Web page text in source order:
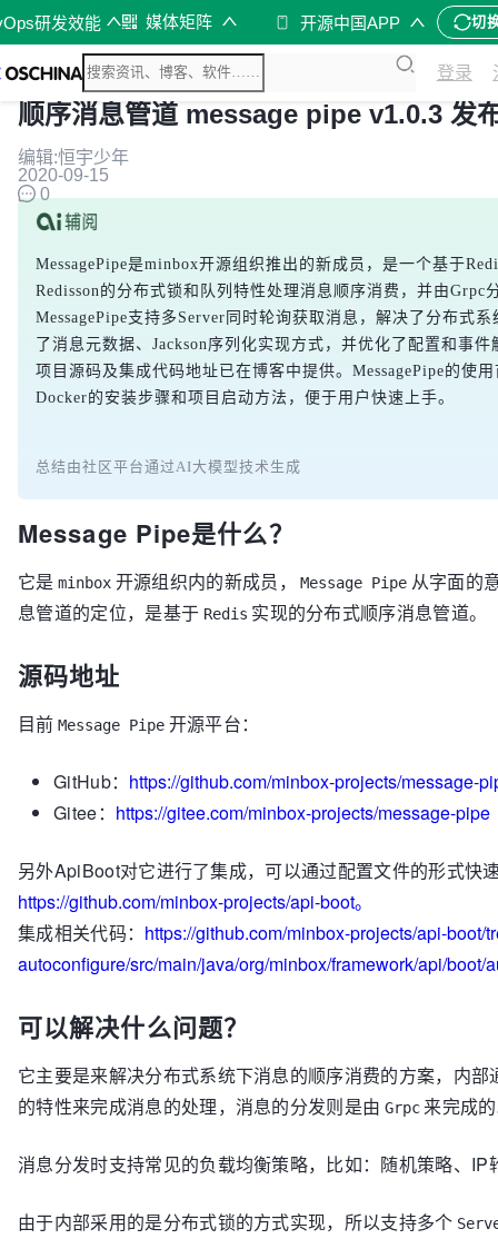
研发效能 媒体矩阵 开源中国APP 切
登录
顺序消息管道 message pipe v1.0.3 发
编辑:恒宇少年
2020-09-15
0
MessagePipe是minbox开源组织推出的新成员，是一个基于
Redisson的分布式锁和队列特性处理消息顺序消费，并由Grpc
MessagePipe支持多Server同时轮询获取消息，解决了分布式
了消息元数据、Jackson序列化实现方式，并优化了配置和事
项目源码及集成代码地址已在博客中提供。MessagePipe的使
Docker的安装步骤和项目启动方法，便于用户快速上手。
总结由社区平台通过AI大模型技术生成
Message Pipe是什么？
它是 minbox 开源组织内的新成员， Message Pipe 从字面的
息管道的定位，是基于 Redis 实现的分布式顺序消息管道。
源码地址
目前 Message Pipe 开源平台：
GitHub： https://github.com/minbox-projects/message-
Gitee： https://gitee.com/minbox-projects/message-pipe
另外ApiBoot对它进行了集成，可以通过配置文件的形式快
https://github.com/minbox-projects/api-boot。
集成相关代码： https://github.com/minbox-projects/api-boot/
autoconfigure/src/main/java/org/minbox/framework/api/boot/
可以解决什么问题？
它主要是来解决分布式系统下消息的顺序消费的方案，内部
的特性来完成消息的处理，消息的分发则是由 Grpc 来完成
消息分发时支持常见的负载均衡策略，比如：随机策略、IP
由于内部采用的是分布式锁的方式实现，所以支持多个